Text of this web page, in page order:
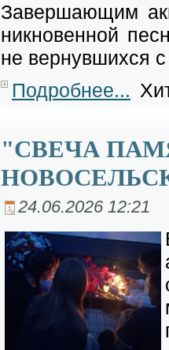
За­вер­ша­ю­щим
ник­но­вен­ной
не вер­нув­ших­ся
Подробнее...
"СВЕЧА
24.06.2026 12:21